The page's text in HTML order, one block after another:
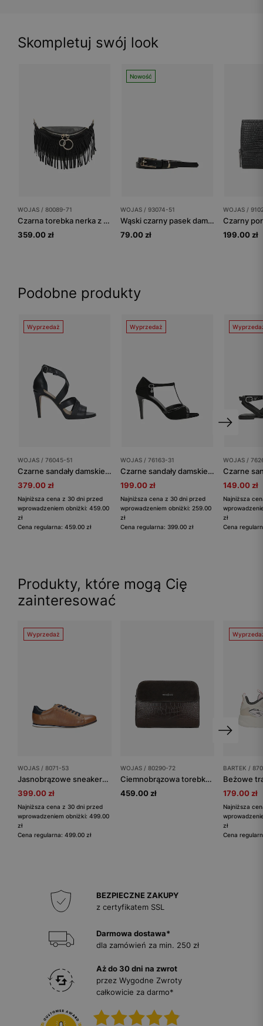
Skompletuj swój look
WOJAS / 80089-71
Czarna torebka nerka z frędzlami
359.00 zł
Nowość
WOJAS / 93074-51
Wąski czarny pasek damski ze skóry licowej
79.00 zł
WOJAS /
199.00 zł
Podobne produkty
Wyprzedaż
WOJAS / 76045-51
Czarne sandały damskie na szpilce
379.00 zł
Najniższa cena z 30 dni przed
wprowadzeniem obniżki: 459.00
zł
Cena regularna: 459.00 zł
Wyprzedaż
WOJAS / 76163-31
Czarne sandały damskie na szpilce z lakierowanymi elementami
199.00 zł
Najniższa cena z 30 dni przed
wprowadzeniem obniżki: 259.00
zł
Cena regularna: 399.00 zł
WOJAS /
149.00 zł
Najniższa
zł
Cena
Produkty, które mogą Cię
zainteresować
Wyprzedaż
WOJAS / 8071-53
Jasnobrązowe sneakersy męskie z granatowymi wstawkami
399.00 zł
Najniższa cena z 30 dni przed
wprowadzeniem obniżki: 499.00
zł
Cena regularna: 499.00 zł
WOJAS / 80290-72
Ciemnobrązowa torebka damska z tłoczoną skórą
459.00 zł
BARTEK /
179.00 zł
Najniższa
zł
Cena
BEZPIECZNE ZAKUPY
z certyfikatem SSL
Darmowa dostawa*
dla zamówień za min. 250 zł
Aż do 30 dni na zwrot
przez Wygodne Zwroty
całkowicie za darmo*